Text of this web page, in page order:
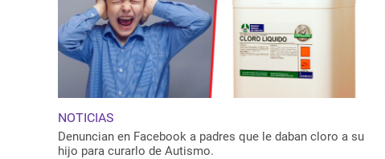
NOTICIAS
Denuncian en Facebook a padres que le daban cloro a su
hijo para curarlo de Autismo.